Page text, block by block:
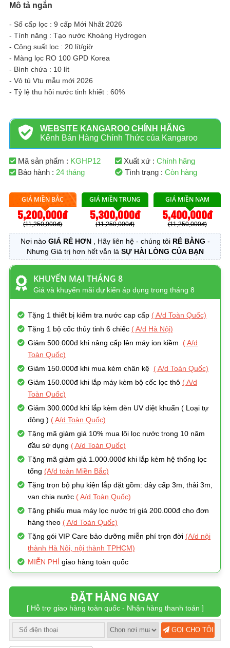
Mô tả ngắn
- Số cấp lọc : 9 cấp Mới Nhất 2026
- Tính năng : Tạo nước Khoáng Hydrogen
- Công suất lọc : 20 lít/giờ
- Màng lọc RO 100 GPD Korea
- Bình chứa : 10 lít
- Vỏ tủ Vtu mẫu mới 2026
- Tỷ lệ thu hồi nước tinh khiết : 60%
WEBSITE KANGAROO CHÍNH HÃNG
Kênh Bán Hàng Chính Thức của Kangaroo
Mã sản phẩm : KGHP12 Xuất xứ : Chính hãng
Bảo hành : 24 tháng Tình trạng : Còn hàng
GIÁ MIỀN BẮC
5,200,000đ
(11,250,000đ)
GIÁ MIỀN TRUNG
5,300,000đ
(11,250,000đ)
GIÁ MIỀN NAM
5,400,000đ
(11,250,000đ)
Nơi nào GIÁ RẺ HƠN, Hãy liên hệ - chúng tôi RẺ BẰNG -
Nhưng Giá trị hơn hết vẫn là SỰ HÀI LÒNG CỦA BẠN
KHUYẾN MẠI THÁNG 8
Giá và khuyến mãi dự kiến áp dụng trong tháng 8
Tặng 1 thiết bị kiểm tra nước cap cấp ( A/d Toàn Quốc)
Tặng 1 bộ cốc thủy tinh 6 chiếc ( A/d Hà Nội)
Giảm 500.000đ khi nâng cấp lên máy ion kiềm ( A/d
Toàn Quốc)
Giảm 150.000đ khi mua kèm chân kệ ( A/d Toàn Quốc)
Giảm 150.000đ khi lắp máy kèm bộ cốc lọc thô ( A/d
Toàn Quốc)
Giảm 300.000đ khi lắp kèm đèn UV diệt khuẩn ( Loại tự
động ) ( A/d Toàn Quốc)
Tặng mã giảm giá 10% mua lõi lọc nước trong 10 năm
đầu sử dụng ( A/d Toàn Quốc)
Tặng mã giảm giá 1.000.000đ khi lắp kèm hệ thống lọc
tổng (A/d toàn Miền Bắc)
Tặng trọn bộ phụ kiện lắp đặt gồm: dây cấp 3m, thải 3m,
van chia nước ( A/d Toàn Quốc)
Tặng phiếu mua máy lọc nước trị giá 200.000đ cho đơn
hàng theo ( A/d Toàn Quốc)
Tặng gói VIP Care bảo dưỡng miễn phí trọn đời (A/d nội
thành Hà Nôi, nội thành TPHCM)
MIỄN PHÍ giao hàng toàn quốc
ĐẶT HÀNG NGAY
[ Hỗ trợ giao hàng toàn quốc - Nhận hàng thanh toán ]
GỌI CHO TÔI